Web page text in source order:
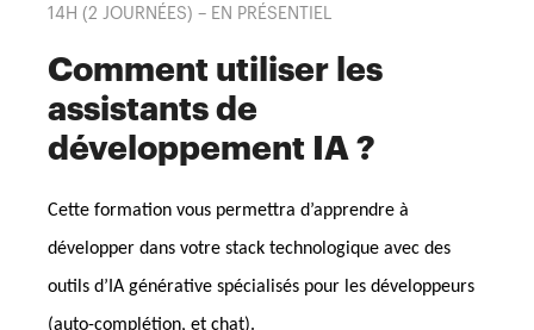
14H (2 JOURNÉES) – EN PRÉSENTIEL
Comment utiliser les
assistants de
développement IA ?
Cette formation vous permettra d’apprendre à
développer dans votre stack technologique avec des
outils d’IA générative spécialisés pour les développeurs
(auto-complétion, et chat).